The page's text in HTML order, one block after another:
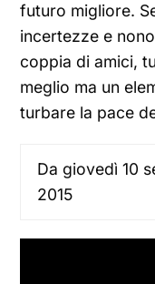
futuro migliore.
incertezze e
coppia di amici,
meglio ma un
turbare la pace
Da giovedì 10
2015